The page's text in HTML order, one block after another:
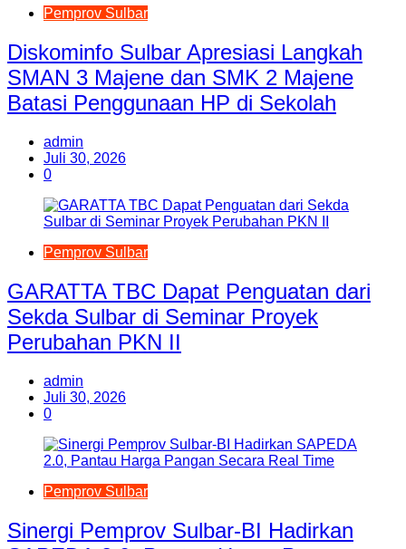
Pemprov Sulbar
Diskominfo Sulbar Apresiasi Langkah
SMAN 3 Majene dan SMK 2 Majene
Batasi Penggunaan HP di Sekolah
admin
Juli 30, 2026
0
Pemprov Sulbar
GARATTA TBC Dapat Penguatan dari
Sekda Sulbar di Seminar Proyek
Perubahan PKN II
admin
Juli 30, 2026
0
Pemprov Sulbar
Sinergi Pemprov Sulbar-BI Hadirkan